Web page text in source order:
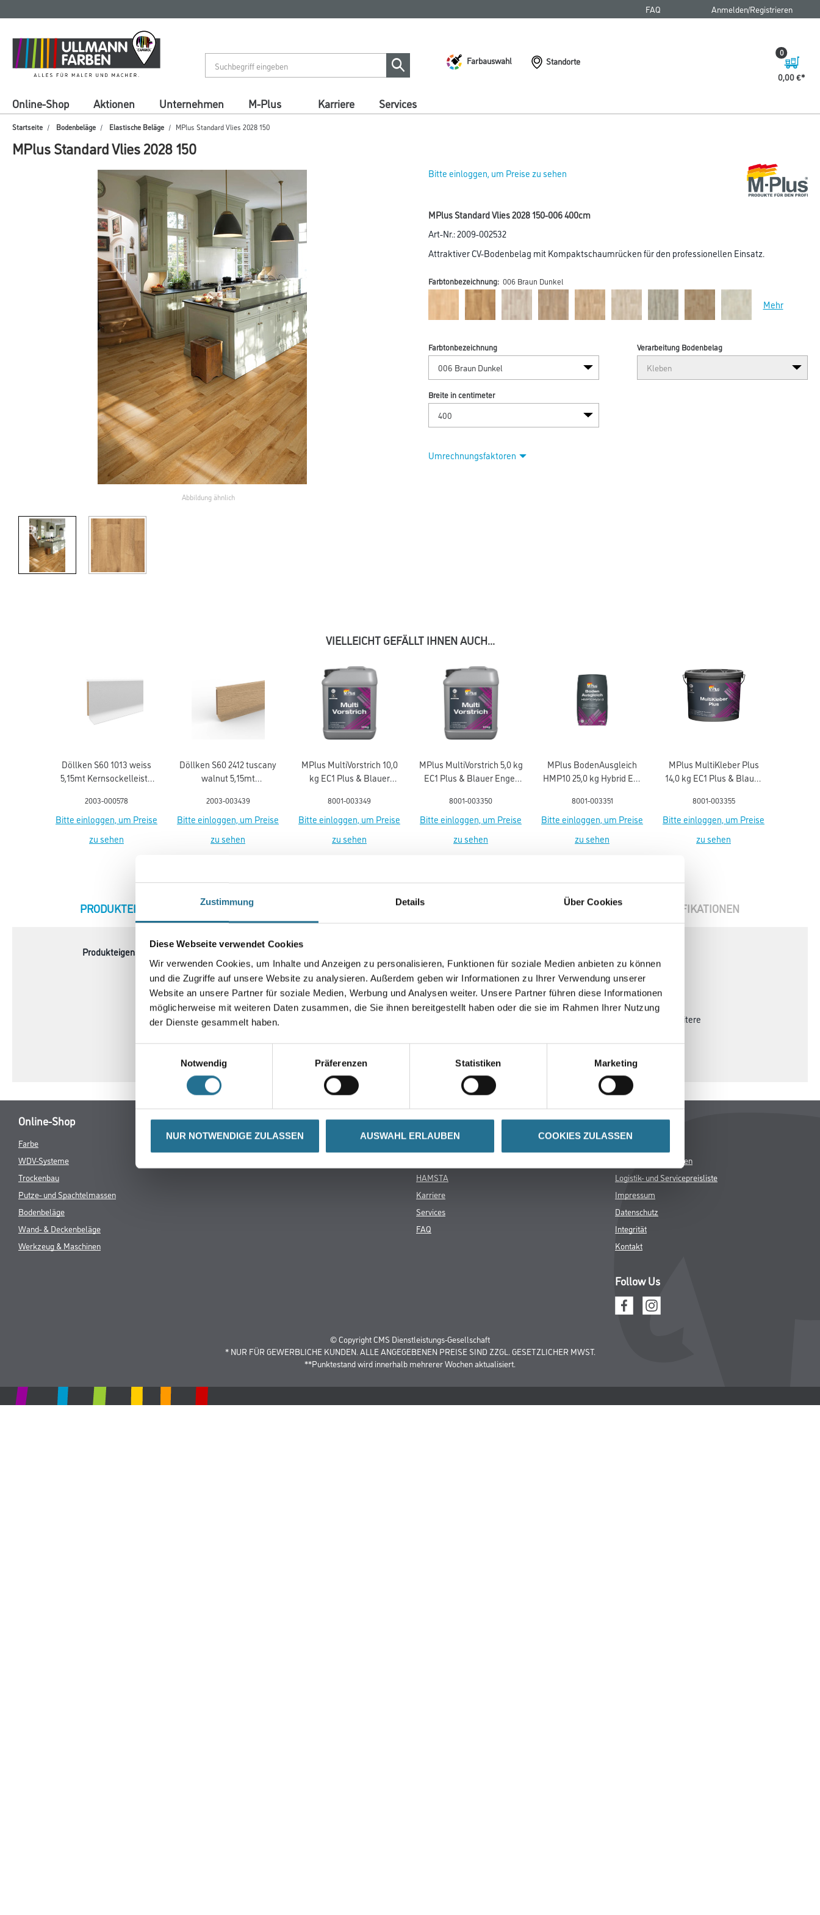
Zustimmung Details Über Cookies
Diese Webseite verwendet Cookies
Wir verwenden Cookies, um Inhalte und Anzeigen zu personalisieren, Funktionen für soziale Medien anbieten zu können
und die Zugriffe auf unsere Website zu analysieren. Außerdem geben wir Informationen zu Ihrer Verwendung unserer
Website an unsere Partner für soziale Medien, Werbung und Analysen weiter. Unsere Partner führen diese Informationen
möglicherweise mit weiteren Daten zusammen, die Sie ihnen bereitgestellt haben oder die sie im Rahmen Ihrer Nutzung
der Dienste gesammelt haben.
Notwendig
Präferenzen Statistiken Marketing
NUR NOTWENDIGE ZULASSEN AUSWAHL ERLAUBEN COOKIES ZULASSEN
springen
springen
FAQ Anmelden/Registrieren
Farbauswahl
Standorte
0,00 €
0
Online-Shop Aktionen Unternehmen M-Plus Karriere Services
Startseite Bodenbeläge Elastische Beläge MPlus Standard Vlies 2028 150
MPlus Standard Vlies 2028 150
Abbildung ähnlich
Bitte einloggen, um Preise zu sehen
MPlus Standard Vlies 2028 150-006 400cm
Art-Nr.:2009-002532
Attraktiver CV-Bodenbelag mit Kompaktschaumrücken für den professionellen Einsatz.
Farbtonbezeichnung: 006 Braun Dunkel
Mehr
Farbtonbezeichnung Verarbeitung Bodenbelag
Breite in centimeter
Umrechnungsfaktoren
VIELLEICHT GEFÄLLT IHNEN AUCH...
Döllken S60 1013 weiss
5,15mt Kernsockelleiste
2003-000578
Bitte einloggen, um Preise
zu sehen
Döllken S60 2412 tuscany
walnut 5,15mt
2003-003439
Bitte einloggen, um Preise
zu sehen
MPlus MultiVorstrich 10,0
kg EC1 Plus & Blauer
8001-003349
Bitte einloggen, um Preise
zu sehen
MPlus MultiVorstrich 5,0 kg
EC1 Plus & Blauer Engel
8001-003350
Bitte einloggen, um Preise
zu sehen
MPlus BodenAusgleich
HMP10 25,0 kg Hybrid EC1
8001-003351
Bitte einloggen, um Preise
zu sehen
MPlus MultiKleber Plus
14,0 kg EC1 Plus & Blauer
8001-003355
Bitte einloggen, um Preise
zu sehen
CURRENT
PRODUKTEIGENSCHAFTEN GEFAHRENHINWEISE DATENBLÄTTER SPEZIFIKATIONEN
Produkteigenschaft
- CV geschäumter Vinyl
- Designbelag von der Rolle
- Stuhlrollen geeignet Typ W
- Lichtechtheit: größer oder gleich 6
- Wärmedurchlasswiderstand: 0,03 m²K/W
- geeignet für alle herkömmlichen Warmwasser-Fußbodenheizungen mit einer max. Oberflächentemperatur von 27 Grad Celsius- weitere
Online-Shop
Farbe
WDV-Systeme
Trockenbau
Putze- und Spachtelmassen
Bodenbeläge
Wand- & Deckenbeläge
Werkzeug & Maschinen
Verbrauchsmaterialien
Über uns
Unternehmen
HAMSTA
Karriere
Services
FAQ
Rechtliches
AGB
Nutzungsbedingungen
Logistik- und Servicepreisliste
Impressum
Datenschutz
Integrität
Kontakt
Follow Us
© Copyright CMS Dienstleistungs-Gesellschaft
* NUR FÜR GEWERBLICHE KUNDEN. ALLE ANGEGEBENEN PREISE SIND ZZGL. GESETZLICHER MWST.
**Punktestand wird innerhalb mehrerer Wochen aktualisiert.